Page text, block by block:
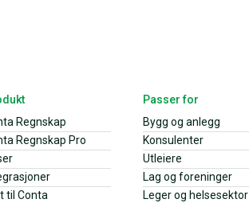
Regnskap
Regnskap Pro
til Conta
Passer for
Bygg og anlegg
Konsulenter
Utleiere
Lag og foreninger
Leger og helsesektor